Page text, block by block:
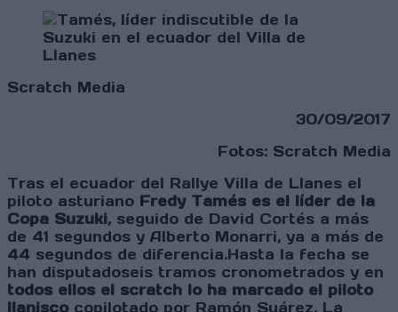
Scratch Media
30/09/2017
Fotos: Scratch Media
Tras el ecuador del Rallye Villa de Llanes el
piloto asturiano Fredy Tamés es el líder de la
Copa Suzuki, seguido de David Cortés a más
de 41 segundos y Alberto Monarri, ya a más de
44 segundos de diferencia.Hasta la fecha se
han disputadoseis tramos cronometrados y en
todos ellos el scratch lo ha marcado el piloto
llanisco copilotado por Ramón Suárez. La